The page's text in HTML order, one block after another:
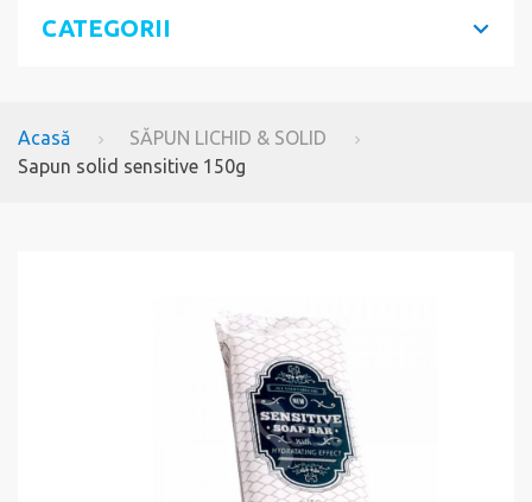
CATEGORII
Acasă
SĂPUN LICHID & SOLID
Sapun solid sensitive 150g